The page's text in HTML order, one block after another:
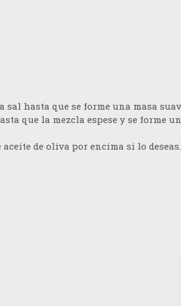
hasta que se forme una masa
que la mezcla espese y se forme
de oliva por encima si lo deseas.